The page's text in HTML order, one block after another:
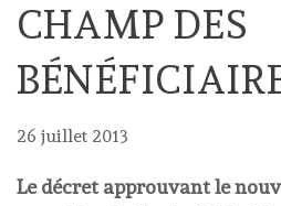
CHAMP DES
26 juillet 2013
Le décret approuvant le